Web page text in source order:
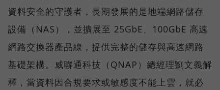
資料安全的守護者，長期發展的是地端網路儲存
設備（NAS），並擴展至 25GbE、100GbE 高速
網路交換器產品線，提供完整的儲存與高速網路
基礎架構。威聯通科技（QNAP）總經理劉文義解
釋，當資料因合規要求或敏感度不能上雲，就必